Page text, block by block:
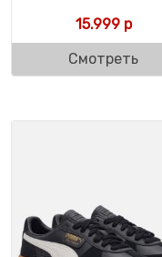
15.999р
Смотреть